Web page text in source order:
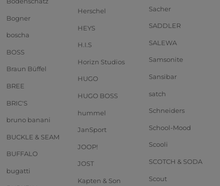
Bogner
boscha
BOSS
Braun Büffel
BREE
BRIC'S
bruno banani
BUCKLE & SEAM
BUFFALO
bugatti
Herschel
HEYS
H.I.S
Horizn Studios
HUGO
HUGO BOSS
hummel
JanSport
JOOP!
JOST
Kapten & Son
Sacher
SADDLER
SALEWA
Samsonite
Sansibar
satch
Schneiders
School-Mood
Scooli
SCOTCH & SODA
Scout